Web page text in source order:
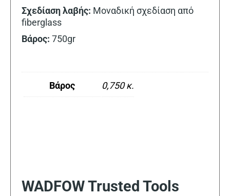
Σχεδίαση λαβής: Μοναδική σχεδίαση από
fiberglass
Βάρος: 750gr
Βάρος 0,750 κ.
WADFOW Trusted Tools